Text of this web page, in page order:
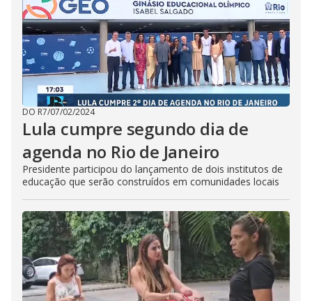
DO R7/07/02/2024
Lula cumpre segundo dia de
agenda no Rio de Janeiro
Presidente participou do lançamento de dois institutos de
educação que serão construídos em comunidades locais